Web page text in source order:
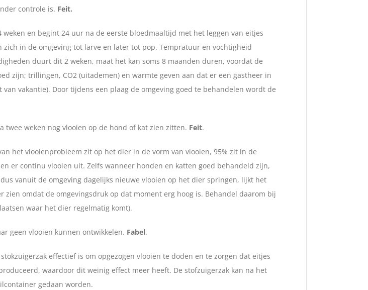
controle is. Feit.
weken en begint 24 uur na de eerste bloedmaaltijd met het leggen van eitjes
in de omgeving tot larve en later tot pop. Tempratuur en vochtigheid
duurt dit 2 weken, maat het kan soms 8 maanden duren, voordat de
zijn; trillingen, CO2 (uitademen) en warmte geven aan dat er een gastheer in
vakantie). Door tijdens een plaag de omgeving goed te behandelen wordt de
weken nog vlooien op de hond of kat zien zitten. Feit.
het vlooienprobleem zit op het dier in de vorm van vlooien, 95% zit in de
er continu vlooien uit. Zelfs wanneer honden en katten goed behandeld zijn,
vanuit de omgeving dagelijks nieuwe vlooien op het dier springen, lijkt het
omdat de omgevingsdruk op dat moment erg hoog is. Behandel daarom bij
waar het dier regelmatig komt).
geen vlooien kunnen ontwikkelen. Fabel.
effectief is om opgezogen vlooien te doden en te zorgen dat eitjes
waardoor dit weinig effect meer heeft. De stofzuigerzak kan na het
gedaan worden.